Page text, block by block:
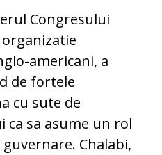
Congresului
americani, a
de fortele
cu sute de
ca sa asume un rol
Chalabi,